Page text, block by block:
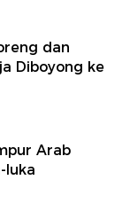
dan
Diboyong ke
Arab
luka